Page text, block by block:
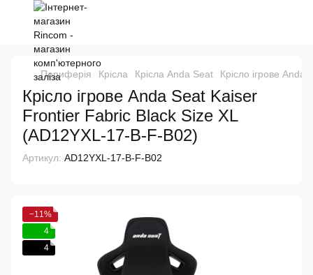
Периферія Крісла Крісла Anda Seat Крісло ігрове
Крісло ігрове Anda Seat Kaiser
Frontier Fabric Black Size XL
(AD12YXL-17-B-F-B02)
Артикул: AD12YXL-17-B-F-B02
−11%
4
4